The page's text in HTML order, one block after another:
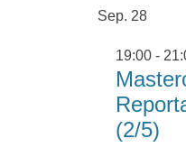
Sep. 28
19:00 -
(2/5)